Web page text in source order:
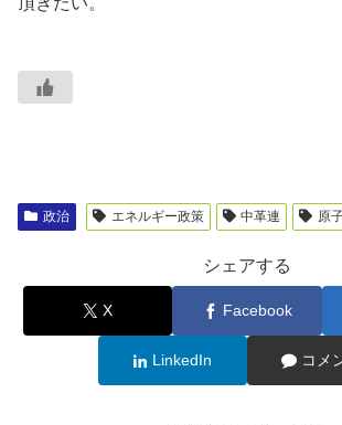
政治 エネルギー政策 中革連 原
シェアする
X Facebook
LinkedIn コメ